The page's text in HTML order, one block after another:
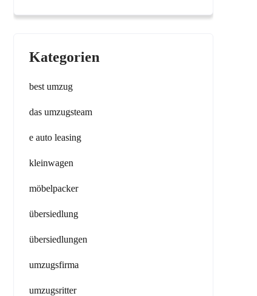
Kategorien
best umzug
das umzugsteam
e auto leasing
kleinwagen
möbelpacker
übersiedlung
übersiedlungen
umzugsfirma
umzugsritter